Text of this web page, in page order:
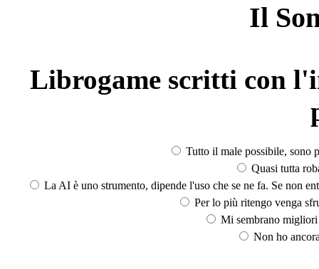
Il
Librogame scritti con
Tutto il male possibile, sono
Quasi tutta
La AI è uno strumento, dipende l'uso che se ne fa. Se non
Per lo più ritengo venga
Mi sembrano
Non ho